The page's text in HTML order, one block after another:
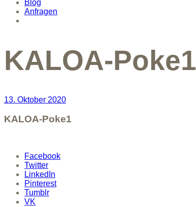
Blog
Anfragen
KALOA-Poke1
13. Oktober 2020
KALOA-Poke1
Facebook
Twitter
LinkedIn
Pinterest
Tumblr
VK